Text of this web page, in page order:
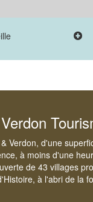
Verdon, d'une
à moins d'une
de 43 villages
à l'abri de la